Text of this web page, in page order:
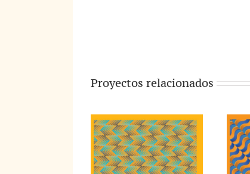
Proyectos relacionados